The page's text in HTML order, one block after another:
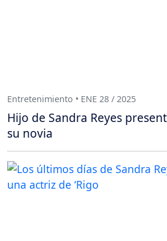
Entretenimiento • ENE 28 / 2025
Hijo de Sandra Reyes
su novia